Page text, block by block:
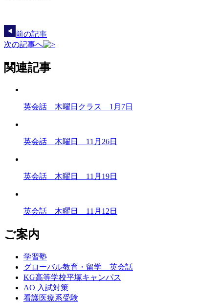
前の記事
次の記事へ
関連記事
英会話 木曜日クラス 1月7日
英会話 木曜日 11月26日
英会話 木曜日 11月19日
英会話 木曜日 11月12日
ご案内
学習塾
グローバル教育・留学 英会話
KG高等学校平塚キャンパス
AO 入試対策
看護医療系受験